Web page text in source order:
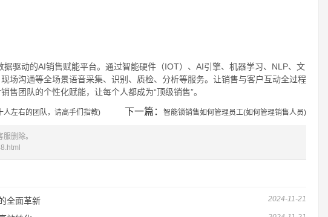
驱动的AI销售赋能平台。通过智能硬件（IOT）、AI引擎、机器学习、NLP、文
场沟通等全场景语音采集、识别、质检、分析等服务。让销售与客户互动全过程
团队的个性化赋能，让每个人都成为“顶级销售”。
左右的团队，请高手们指教) 下一篇： 智能锁销售如何管理员工(如何管理销售人员)
删除。
2024-11-21
全面革新